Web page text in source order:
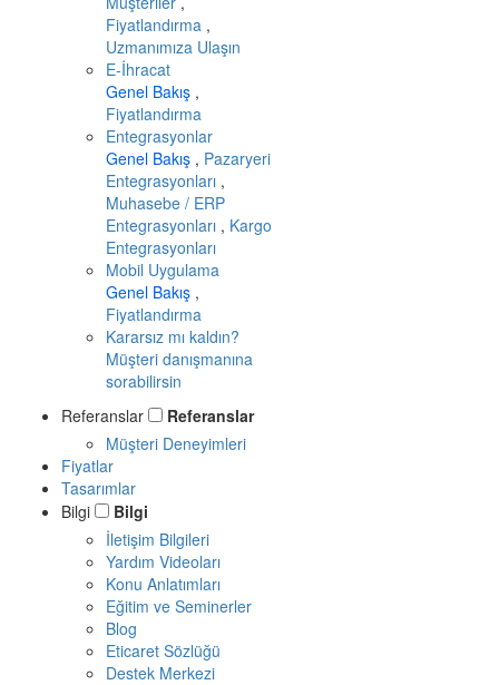
Fiyatlandırma ,
Uzmanımıza Ulaşın
E-İhracat
Genel Bakış ,
Fiyatlandırma
Entegrasyonlar
Genel Bakış , Pazaryeri
Entegrasyonları ,
Muhasebe / ERP
Entegrasyonları , Kargo
Entegrasyonları
Mobil Uygulama
Genel Bakış ,
Fiyatlandırma
Kararsız mı kaldın?
Müşteri danışmanına
sorabilirsin
Referanslar
Referanslar
Müşteri Deneyimleri
Fiyatlar
Tasarımlar
Bilgi
Bilgi
İletişim Bilgileri
Yardım Videoları
Konu Anlatımları
Eğitim ve Seminerler
Blog
Eticaret Sözlüğü
Destek Merkezi